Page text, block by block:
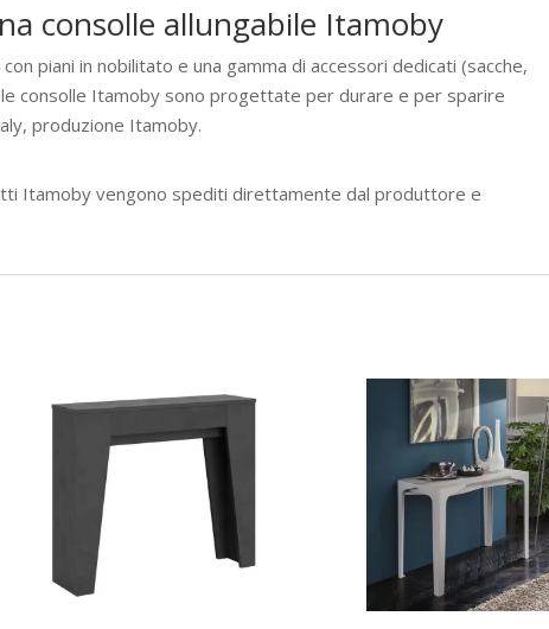
consolle allungabile Itamoby
piani in nobilitato e una gamma di accessori dedicati (sacche,
consolle Itamoby sono progettate per durare e per sparire
produzione Itamoby.
Itamoby vengono spediti direttamente dal produttore e